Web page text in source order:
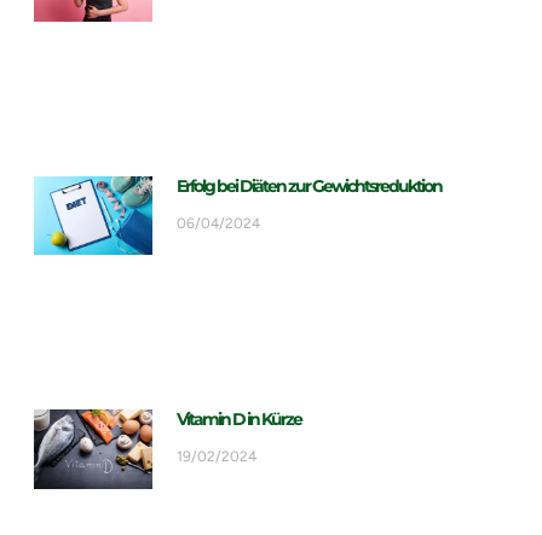
Erfolg bei Diäten zur Gewichtsreduktion
06/04/2024
Vitamin D in Kürze
19/02/2024